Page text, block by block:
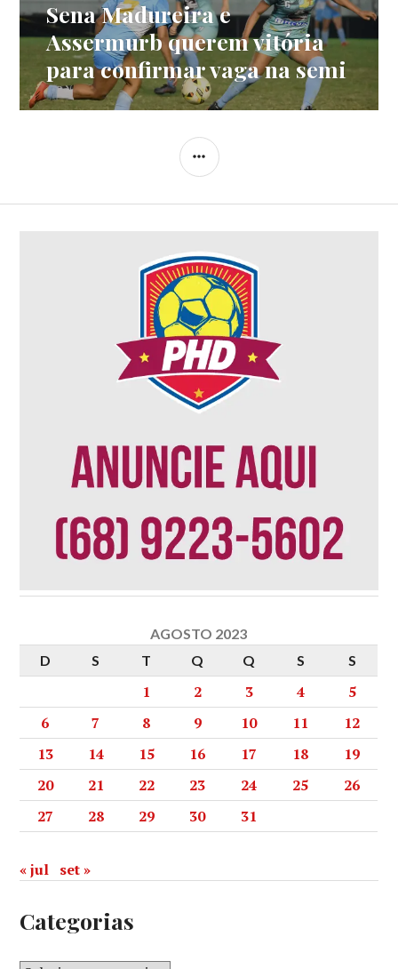
Sena Madureira e
Assermurb querem vitória
para confirmar vaga na semi
AGOSTO 2023
D
S T Q Q S S
1 2 3 4
5
6
7 8 9 10 11
12
13
14 15 16 17 18
19
20
21 22 23 24 25
26
27
28 29 30 31
« jul set »
Categorias